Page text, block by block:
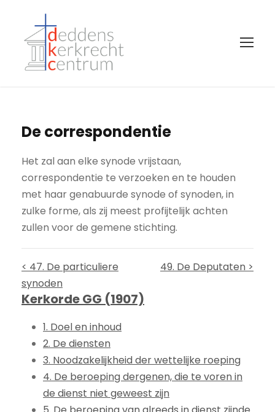
De correspondentie
Het zal aan elke synode vrijstaan,
correspondentie te verzoeken en te houden
met haar genabuurde synode of synoden, in
zulke forme, als zij meest profijtelijk achten
zullen voor de gemene stichting.
< 47. De particuliere
synoden
49. De Deputaten >
Kerkorde GG (1907)
1. Doel en inhoud
2. De diensten
3. Noodzakelijkheid der wettelijke roeping
4. De beroeping dergenen, die te voren in
de dienst niet geweest zijn